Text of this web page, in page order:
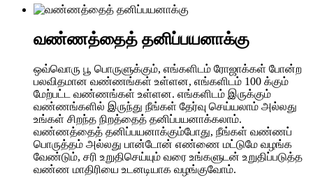
வண்ணத்தைத் தனிப்பயனாக்கு
ஒவ்வொரு பூ பொருளுக்கும், எங்களிடம் ரோஜாக்கள் போன்ற
பலவிதமான வண்ணங்கள் உள்ளன, எங்களிடம் 100 க்கும்
மேற்பட்ட வண்ணங்கள் உள்ளன. எங்களிடம் இருக்கும்
வண்ணங்களில் இருந்து நீங்கள் தேர்வு செய்யலாம் அல்லது
உங்கள் சிறந்த நிறத்தைத் தனிப்பயனாக்கலாம்.
வண்ணத்தைத் தனிப்பயனாக்கும்போது, ​​நீங்கள் வண்ணப்
பொருத்தம் அல்லது பான்டோன் எண்ணை மட்டுமே வழங்க
வேண்டும், சரி உறுதிசெய்யும் வரை உங்களுடன் உறுதிப்படுத்த
வண்ண மாதிரியை உடனடியாக வழங்குவோம்.